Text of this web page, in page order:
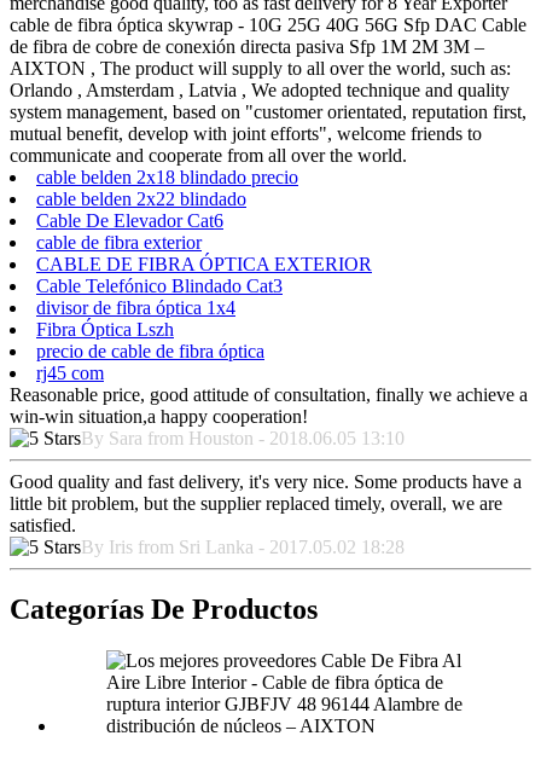
cable de fibra óptica skywrap - 10G 25G 40G 56G Sfp DAC Cable
de fibra de cobre de conexión directa pasiva Sfp 1M 2M 3M –
AIXTON , The product will supply to all over the world, such as:
Orlando , Amsterdam , Latvia , We adopted technique and quality
system management, based on "customer orientated, reputation first,
mutual benefit, develop with joint efforts", welcome friends to
communicate and cooperate from all over the world.
cable belden 2x18 blindado precio
cable belden 2x22 blindado
Cable De Elevador Cat6
cable de fibra exterior
CABLE DE FIBRA ÓPTICA EXTERIOR
Cable Telefónico Blindado Cat3
divisor de fibra óptica 1x4
Fibra Óptica Lszh
precio de cable de fibra óptica
rj45 com
Reasonable price, good attitude of consultation, finally we achieve a
win-win situation,a happy cooperation!
By Sara from Houston - 2018.06.05 13:10
Good quality and fast delivery, it's very nice. Some products have a
little bit problem, but the supplier replaced timely, overall, we are
satisfied.
By Iris from Sri Lanka - 2017.05.02 18:28
Categorías De Productos